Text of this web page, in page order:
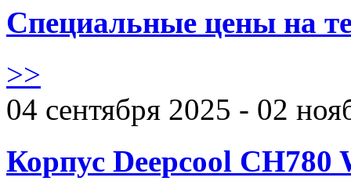
Специальные цены на
>>
04 сентября 2025 - 02
Корпус Deepcool CH780